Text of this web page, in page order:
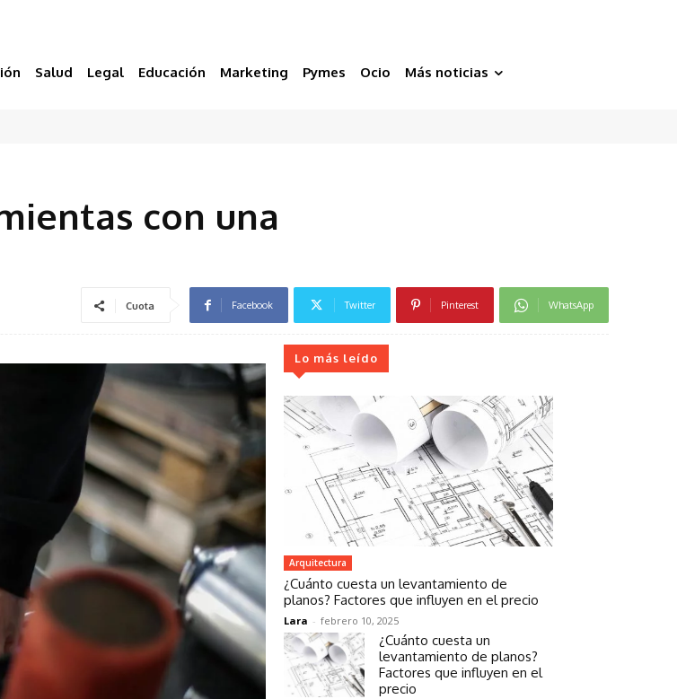
Salud Legal Educación Marketing Pymes Ocio Más noticias
con una
Cuota Facebook Twitter Pinterest WhatsApp
Lo más leído
Arquitectura
¿Cuánto cuesta un levantamiento de
planos? Factores que influyen en el precio
Lara - febrero 10, 2025
¿Cuánto cuesta un
levantamiento de planos?
Factores que influyen en el
precio